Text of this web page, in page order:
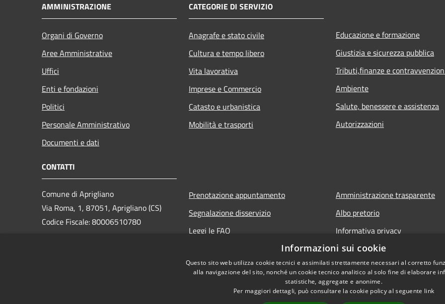
AMMINISTRAZIONE
Organi di Governo
Aree Amministrative
Uffici
Enti e fondazioni
Politici
Personale Amministrativo
Documenti e dati
CATEGORIE DI SERVIZIO
Anagrafe e stato civile
Cultura e tempo libero
Vita lavorativa
Imprese e Commercio
Catasto e urbanistica
Mobilità e trasporti
Educazione e formazione
Giustizia e sicurezza pubblica
Tributi,finanze e
Ambiente
Salute, benessere e assistenza
Autorizzazioni
CONTATTI
Comune di Aprigliano
Via Roma, 1, 87051, Aprigliano (CS)
Codice Fiscale: 80006510780
Prenotazione appuntamento
Segnalazione disservizio
Leggi le FAQ
Amministrazione trasparente
Albo pretorio
Informativa privacy
Note legali
Dichiarazione di accessibilità
Informazioni sui cookie
Questo sito web utilizza cookie tecnici e assimilati strettamente necessari al corretto
alla navigazione del sito, nonché un cookie tecnico analitico al solo fine di elaborare
statistiche, aggregate e anonime.
Per maggiori dettagli, può consultare la cookie policy al seguente link